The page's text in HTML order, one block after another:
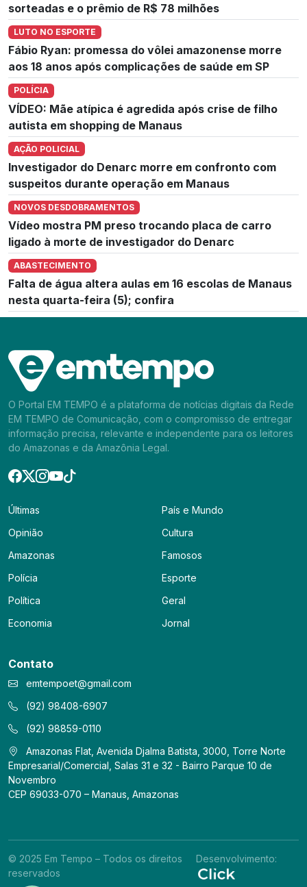
sorteadas e o prêmio de R$ 78 milhões
LUTO NO ESPORTE
Fábio Ryan: promessa do vôlei amazonense morre
aos 18 anos após complicações de saúde em SP
POLÍCIA
VÍDEO: Mãe atípica é agredida após crise de filho
autista em shopping de Manaus
AÇÃO POLICIAL
Investigador do Denarc morre em confronto com
suspeitos durante operação em Manaus
NOVOS DESDOBRAMENTOS
Vídeo mostra PM preso trocando placa de carro
ligado à morte de investigador do Denarc
ABASTECIMENTO
Falta de água altera aulas em 16 escolas de Manaus
nesta quarta-feira (5); confira
O Portal EM TEMPO é a plataforma de notícias digitais da Rede
EM TEMPO de Comunicação, com o compromisso de entregar
informação precisa, relevante e independente para os leitores
do Amazonas e da Amazônia Legal.
Últimas
Opinião
Amazonas
Polícia
Política
Economia
País e Mundo
Cultura
Famosos
Esporte
Geral
Jornal
Contato
emtempoet@gmail.com
(92) 98408-6907
(92) 98859-0110
Amazonas Flat, Avenida Djalma Batista, 3000, Torre Norte
Empresarial/Comercial, Salas 31 e 32 - Bairro Parque 10 de
Novembro
CEP 69033-070 – Manaus, Amazonas
© 2025 Em Tempo – Todos os direitos
reservados
Desenvolvimento: